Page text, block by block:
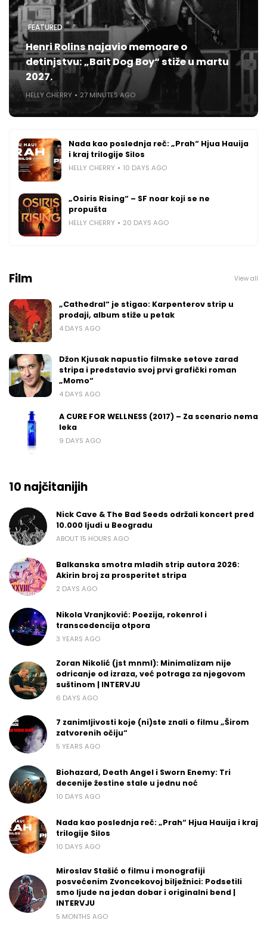
FEATURED
Henri Rolins najavio memoare o
detinjstvu: „Bait Dog Boy“ stiže u martu
2027.
HELLY CHERRY 27 MINUTES AGO
Nada kao poslednja reč: „Prah“ Hjua Hauija
i kraj trilogije Silos
HELLY CHERRY 10 DAYS AGO
„Osiris Rising“ – SF noar koji se ne
propušta
HELLY CHERRY 20 DAYS AGO
Film View all
„Cathedral“ je stigao: Karpenterov strip u
prodaji, album stiže u petak
4 DAYS AGO
Džon Kjusak napustio filmske setove zarad
stripa i predstavio svoj prvi grafički roman
„Momo“
4 DAYS AGO
A CURE FOR WELLNESS (2017) – Za scenario nema
leka
9 DAYS AGO
10 najčitanijih
Nick Cave & The Bad Seeds održali koncert pred
10.000 ljudi u Beogradu
ABOUT 15 HOURS AGO
Balkanska smotra mladih strip autora 2026:
Akirin broj za prosperitet stripa
2 DAYS AGO
Nikola Vranjković: Poezija, rokenrol i
transcedencija otpora
3 YEARS AGO
Zoran Nikolić (jst mnml): Minimalizam nije
odricanje od izraza, već potraga za njegovom
suštinom | INTERVJU
6 DAYS AGO
7 zanimljivosti koje (ni)ste znali o filmu „Širom
zatvorenih očiju“
5 YEARS AGO
Biohazard, Death Angel i Sworn Enemy: Tri
decenije žestine stale u jednu noć
10 DAYS AGO
Nada kao poslednja reč: „Prah“ Hjua Hauija i kraj
trilogije Silos
10 DAYS AGO
Miroslav Stašić o filmu i monografiji
posvećenim Zvoncekovoj bilježnici: Podsetili
smo ljude na jedan dobar i originalni bend |
INTERVJU
5 MONTHS AGO